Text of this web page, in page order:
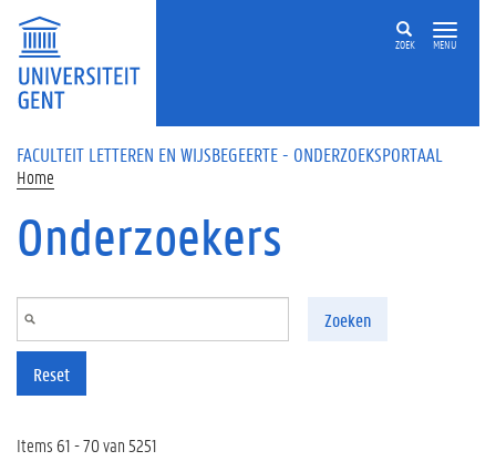
Overslaan en naar de inhoud gaan
ZOEK MENU
FACULTEIT LETTEREN EN WIJSBEGEERTE - ONDERZOEKSPORTAAL
Home
Onderzoekers
Zoeken
Reset
Items 61 - 70 van 5251